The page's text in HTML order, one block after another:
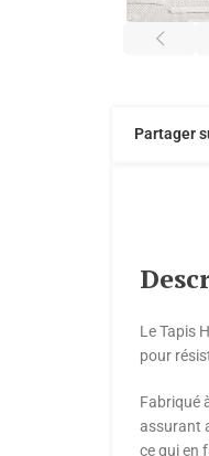
Partager
Le Tapis
pour
Fabriqué
assurant
ce qui en